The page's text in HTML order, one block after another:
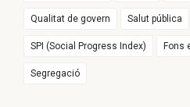
Qualitat de govern Salut pública
SPI (Social Progress Index) Fons
Segregació